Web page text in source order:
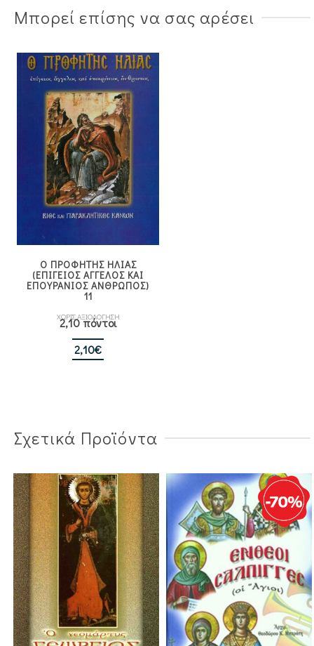
Μπορεί επίσης να σας αρέσει
Ο ΠΡΟΦΗΤΗΣ ΗΛΙΑΣ
(ΕΠΙΓΕΙΟΣ ΑΓΓΕΛΟΣ ΚΑΙ
ΕΠΟΥΡΑΝΙΟΣ ΑΝΘΡΩΠΟΣ)
11
ΧΩΡΙΣ ΑΞΙΟΛΟΓΗΣΗ
2,10 πόντοι
2,10€
Σχετικά Προϊόντα